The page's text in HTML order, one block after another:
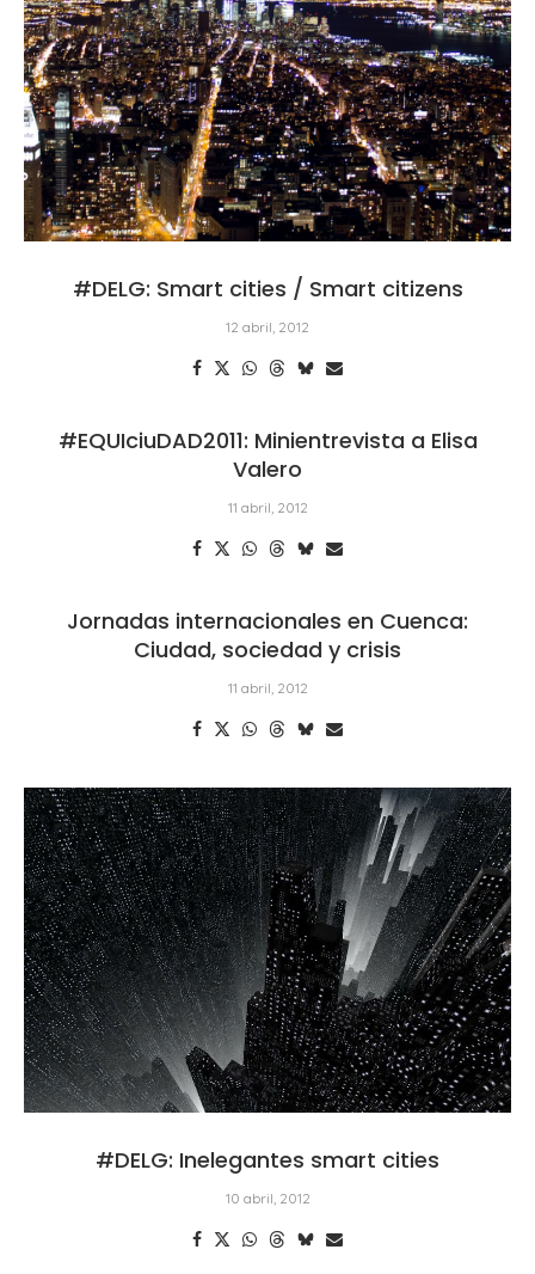
#DELG: Smart cities / Smart citizens
12 abril, 2012
#EQUIciuDAD2011: Minientrevista a Elisa
Valero
11 abril, 2012
Jornadas internacionales en Cuenca:
Ciudad, sociedad y crisis
11 abril, 2012
#DELG: Inelegantes smart cities
10 abril, 2012